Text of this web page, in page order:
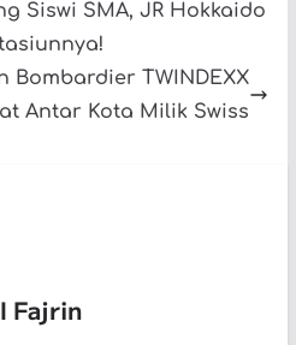
Siswi SMA, JR Hokkaido
Bombardier TWINDEXX
Antar Kota Milik Swiss
Fajrin